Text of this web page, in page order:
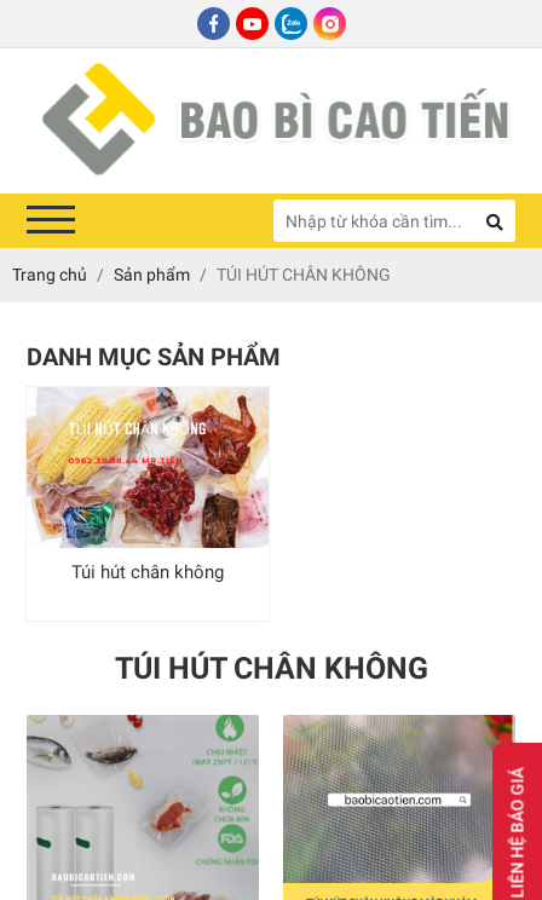
Trang chủ Sản phẩm TÚI HÚT CHÂN KHÔNG
DANH MỤC SẢN PHẨM
Túi hút chân không
TÚI HÚT CHÂN KHÔNG
LIÊN HỆ BÁO GIÁ